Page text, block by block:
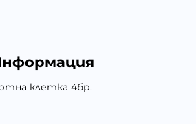
клетка 4бр.